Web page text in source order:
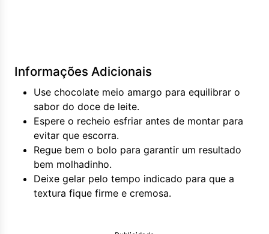
Informações Adicionais
Use chocolate meio amargo para equilibrar o
sabor do doce de leite.
Espere o recheio esfriar antes de montar para
evitar que escorra.
Regue bem o bolo para garantir um resultado
bem molhadinho.
Deixe gelar pelo tempo indicado para que a
textura fique firme e cremosa.